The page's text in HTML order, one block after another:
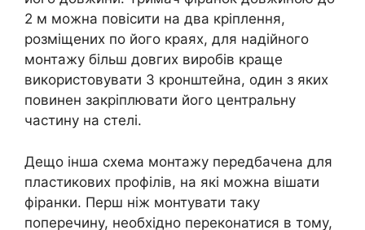
2 м можна повісити на два кріплення,
розміщених по його краях, для надійного
монтажу більш довгих виробів краще
використовувати 3 кронштейна, один з яких
повинен закріплювати його центральну
частину на стелі.
Дещо інша схема монтажу передбачена для
пластикових профілів, на які можна вішати
фіранки. Перш ніж монтувати таку
поперечину, необхідно переконатися в тому,